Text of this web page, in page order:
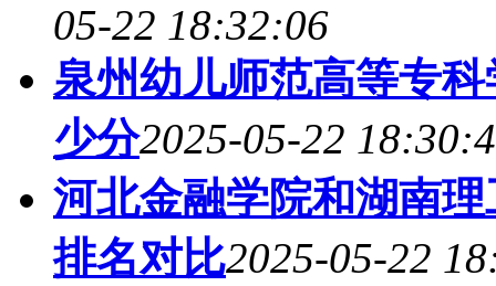
05-22 18:32:06
泉州幼儿师范高等专
少分2025-05-22
河北金融学院和湖南
排名对比2025-05-22